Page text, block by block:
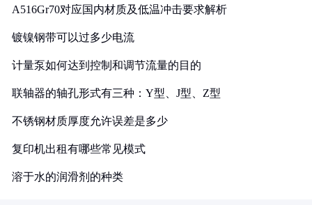
A516Gr70对应国内材质及低温冲击要求解析
镀镍钢带可以过多少电流
计量泵如何达到控制和调节流量的目的
联轴器的轴孔形式有三种：Y型、J型、Z型
不锈钢材质厚度允许误差是多少
复印机出租有哪些常见模式
溶于水的润滑剂的种类